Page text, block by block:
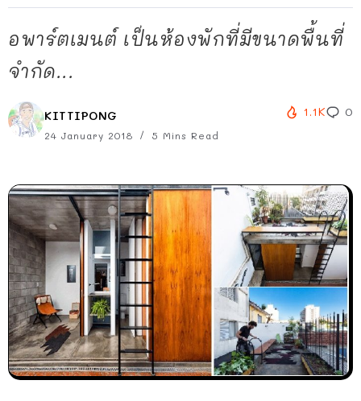
อพาร์ตเมนต์ เป็นห้องพักที่มีขนาดพื้นที่
จำกัด...
KITTIPONG
24 January 2018 5 Mins Read
1.1K 0